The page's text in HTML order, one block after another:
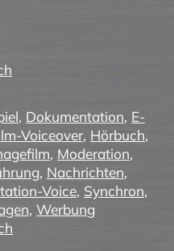
, Dokumentation, E-
Voiceover, Hörbuch,
, Moderation,
, Nachrichten,
Voice, Synchron,
, Werbung